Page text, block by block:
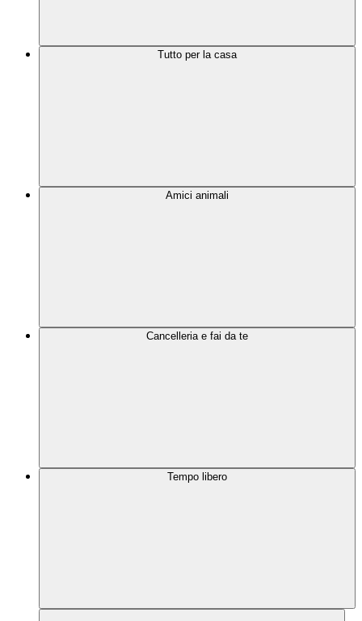
Tutto per la casa
Amici animali
Cancelleria e fai da te
Tempo libero